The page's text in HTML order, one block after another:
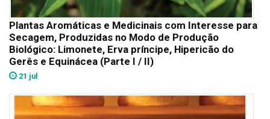
Plantas Aromáticas e Medicinais com Interesse para
Secagem, Produzidas no Modo de Produção
Biológico: Limonete, Erva príncipe, Hipericão do
Gerês e Equinácea (Parte I / II)
21 jul